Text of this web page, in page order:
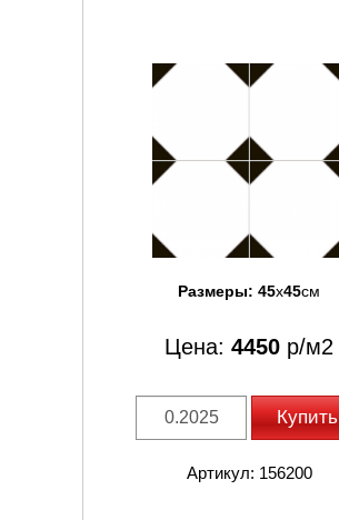
Размеры: 45x45см
Цена: 4450 р/м2
Купить
Артикул: 156200